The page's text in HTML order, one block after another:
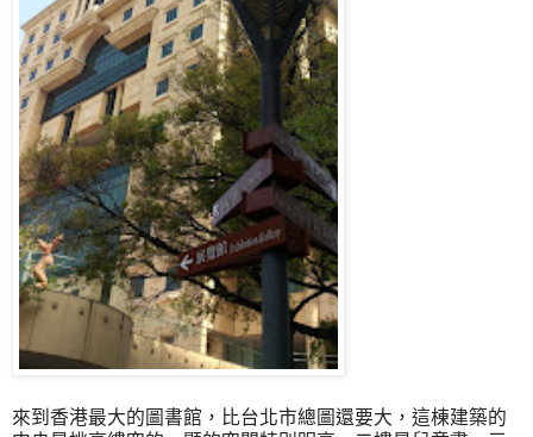
來到香港最大的圖書館，比台北市總圖還要大，這棟建築的